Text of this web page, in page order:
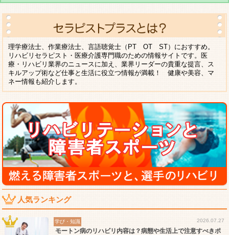
理学療法士、作業療法士、言語聴覚士（PT OT ST）におすすめ。
リハビリセラピスト・医療介護専門職のための情報サイトです。医
療・リハビリ業界のニュースに加え、業界リーダーの貴重な提言、ス
キルアップ術など仕事と生活に役立つ情報が満載！ 健康や美容、マ
ネー情報も紹介します。
人気ランキング
学び・知識 2026.07.27
モートン病のリハビリ内容は？病態や生活上で注意すべきポ